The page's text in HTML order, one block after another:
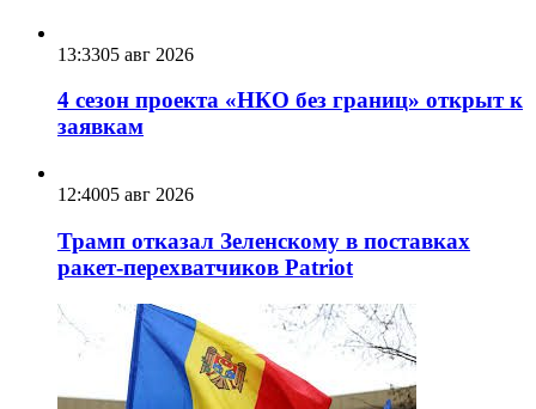
13:3305 авг 2026
4 сезон проекта «НКО без границ» открыт к
заявкам
12:4005 авг 2026
Трамп отказал Зеленскому в поставках
ракет-перехватчиков Patriot